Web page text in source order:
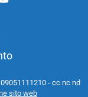
09051111210 - cc nc nd
sito web